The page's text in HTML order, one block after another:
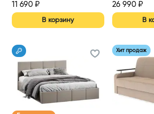
11 690 ₽
В корзину
26 990₽
В
Хит продаж